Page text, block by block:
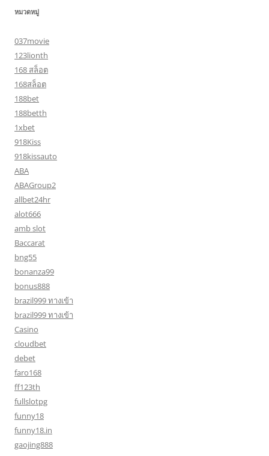
หมวดหมู่
037movie
123lionth
168 สล็อต
168สล็อต
188bet
188betth
1xbet
918Kiss
918kissauto
ABA
ABAGroup2
allbet24hr
alot666
amb slot
Baccarat
bng55
bonanza99
bonus888
brazil999 ทางเข้า
brazil999 ทางเข้า
Casino
cloudbet
debet
faro168
ff123th
fullslotpg
funny18
funny18.in
gaojing888